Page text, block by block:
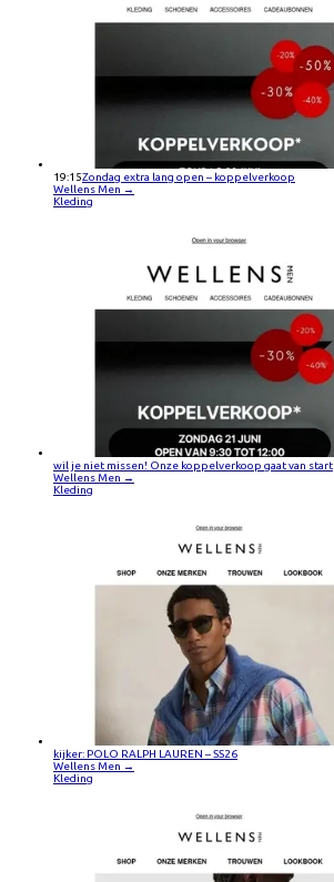
19:15Zondag extra lang open – koppelverkoop
Wellens Men →
Kleding
wil je niet missen! Onze koppelverkoop gaat van start
Wellens Men →
Kleding
kijker: POLO RALPH LAUREN – SS26
Wellens Men →
Kleding